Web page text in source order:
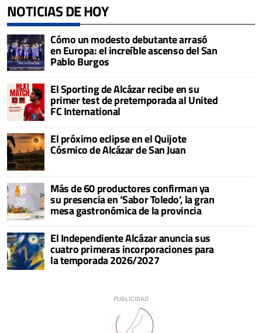
NOTICIAS DE HOY
Cómo un modesto debutante arrasó
en Europa: el increíble ascenso del San
Pablo Burgos
El Sporting de Alcázar recibe en su
primer test de pretemporada al United
FC International
El próximo eclipse en el Quijote
Cósmico de Alcázar de San Juan
Más de 60 productores confirman ya
su presencia en ‘Sabor Toledo’, la gran
mesa gastronómica de la provincia
El Independiente Alcázar anuncia sus
cuatro primeras incorporaciones para
la temporada 2026/2027